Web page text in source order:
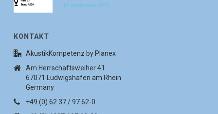
30. September 2025
KONTAKT
AkustikKompetenz by Planex
Am Herrschaftsweiher 41
67071 Ludwigshafen am Rhein
Germany
+49 (0) 62 37 / 97 62-0